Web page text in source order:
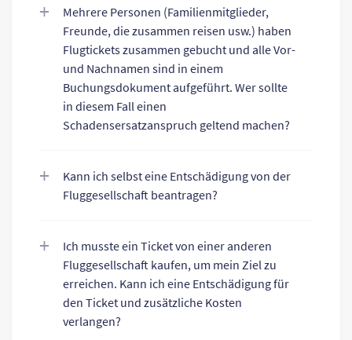
Mehrere Personen (Familienmitglieder,
Freunde, die zusammen reisen usw.) haben
Flugtickets zusammen gebucht und alle Vor-
und Nachnamen sind in einem
Buchungsdokument aufgeführt. Wer sollte
in diesem Fall einen
Schadensersatzanspruch geltend machen?
Kann ich selbst eine Entschädigung von der
Fluggesellschaft beantragen?
Ich musste ein Ticket von einer anderen
Fluggesellschaft kaufen, um mein Ziel zu
erreichen. Kann ich eine Entschädigung für
den Ticket und zusätzliche Kosten
verlangen?